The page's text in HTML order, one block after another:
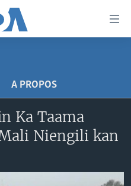
A PROPOS
Ka Taama
Niengili kan